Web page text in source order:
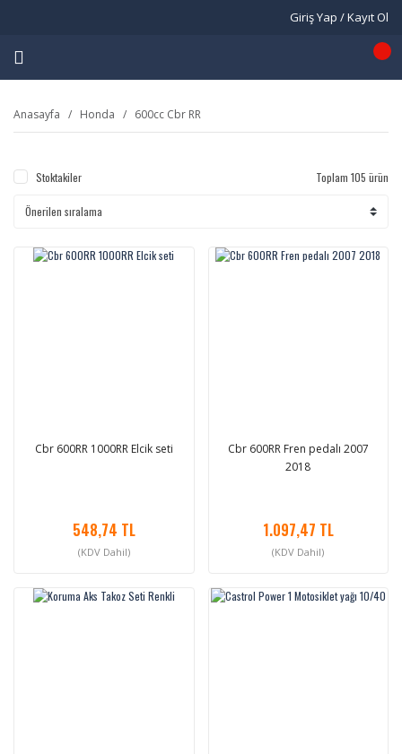
Giriş Yap / Kayıt Ol
Anasayfa Honda 600cc Cbr RR
Stoktakiler Toplam 105 ürün
Cbr 600RR 1000RR Elcik seti
548,74 TL
(KDV Dahil)
Cbr 600RR Fren pedalı 2007
2018
1.097,47 TL
(KDV Dahil)